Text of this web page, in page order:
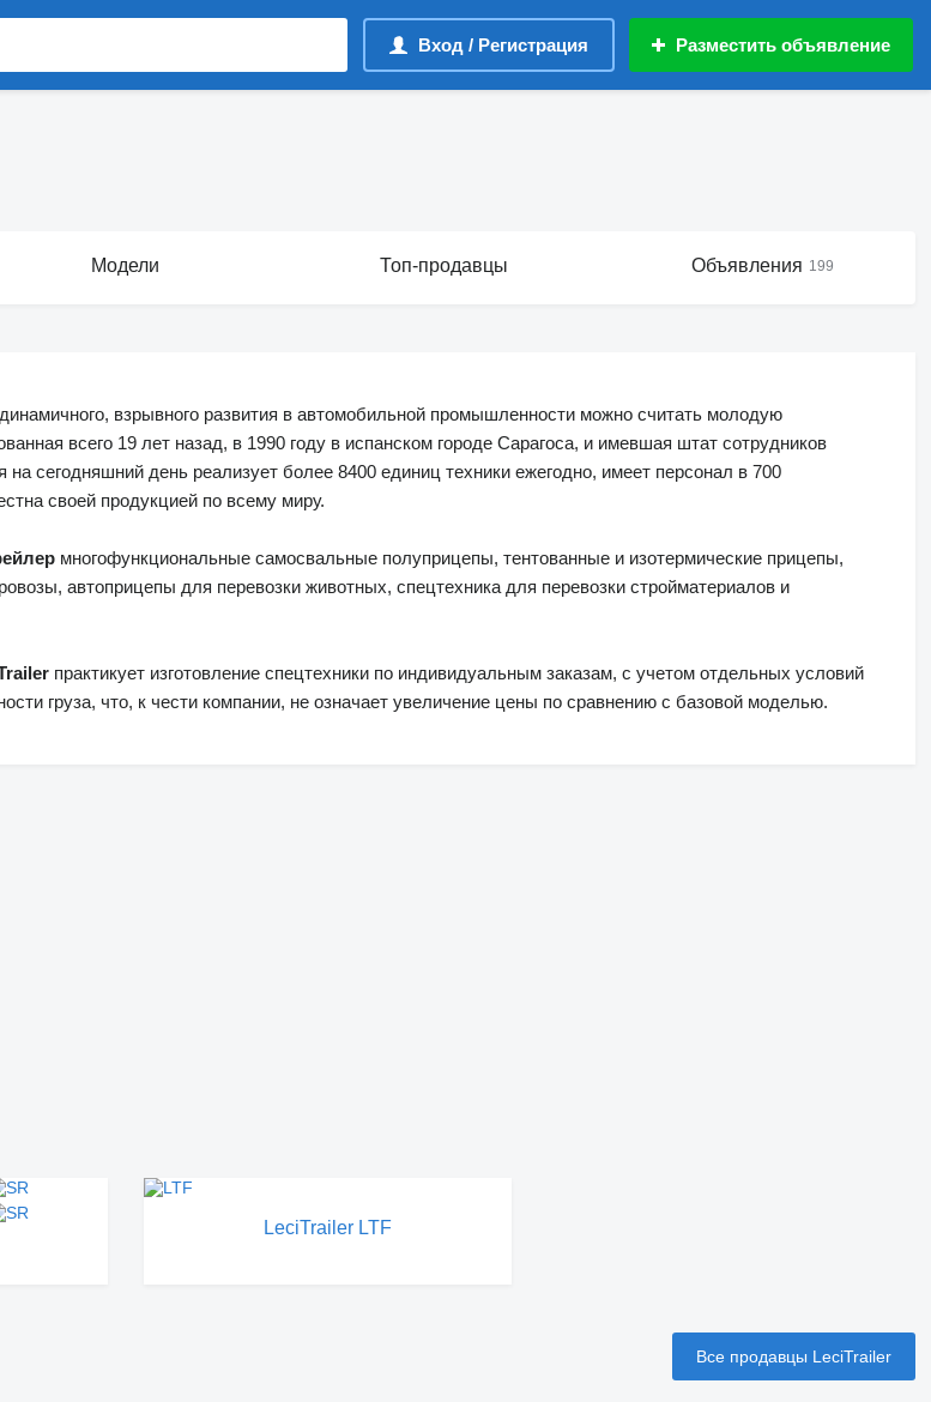
Вход / Регистрация Разместить объявление
Модели Топ-продавцы Объявления 199
взрывного развития в автомобильной промышленности можно считать молодую
всего 19 лет назад, в 1990 году в испанском городе Сарагоса, и имевшая штат сотрудников
на сегодняшний день реализует более 8400 единиц техники ежегодно, имеет персонал в 700
своей продукцией по всему миру.
многофункциональные самосвальные полуприцепы, тентованные и изотермические прицепы,
автоприцепы для перевозки животных, спецтехника для перевозки стройматериалов и
практикует изготовление спецтехники по индивидуальным заказам, с учетом отдельных условий
груза, что, к чести компании, не означает увеличение цены по сравнению с базовой моделью.
LeciTrailer LTF
Все продавцы LeciTrailer